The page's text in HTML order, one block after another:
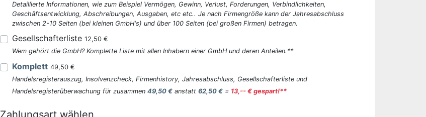
Detaillierte Informationen, wie zum Beispiel Vermögen, Gewinn, Verlust, Forderungen, Verbindlichkeiten,
Geschäftsentwicklung, Abschreibungen, Ausgaben, etc etc.. Je nach Firmengröße kann der Jahresabschluss
zwischen 2-10 Seiten (bei kleinen GmbH's) und über 100 Seiten (bei großen Firmen) betragen.
Gesellschafterliste 12,50 €
Wem gehört die GmbH? Komplette Liste mit allen Inhabern einer GmbH und deren Anteilen.**
Komplett 49,50 €
Handelsregisterauszug, Insolvenzcheck, Firmenhistory, Jahresabschluss, Gesellschafterliste und
Handelsregisterüberwachung für zusammen 49,50 € anstatt 62,50 € = 13,-- € gespart!**
Zahlungsart wählen